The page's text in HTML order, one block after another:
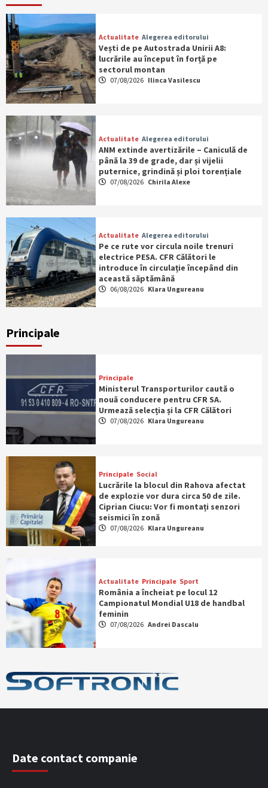
Actualitate Alegerea editorului
Vești de pe Autostrada Unirii A8:
lucrările au început în forță pe
sectorul montan
07/08/2026 Ilinca Vasilescu
Actualitate Alegerea editorului
ANM extinde avertizările – Caniculă de
până la 39 de grade, dar și vijelii
puternice, grindină și ploi torențiale
07/08/2026 Chirila Alexe
Actualitate Alegerea editorului
Pe ce rute vor circula noile trenuri
electrice PESA. CFR Călători le
introduce în circulație începând din
această săptămână
06/08/2026 Klara Ungureanu
Principale
Principale
Ministerul Transporturilor caută o
nouă conducere pentru CFR SA.
Urmează selecția și la CFR Călători
07/08/2026 Klara Ungureanu
Principale Social
Lucrările la blocul din Rahova afectat
de explozie vor dura circa 50 de zile.
Ciprian Ciucu: Vor fi montați senzori
seismici în zonă
07/08/2026 Klara Ungureanu
Actualitate Principale Sport
România a încheiat pe locul 12
Campionatul Mondial U18 de handbal
feminin
07/08/2026 Andrei Dascalu
Date contact companie